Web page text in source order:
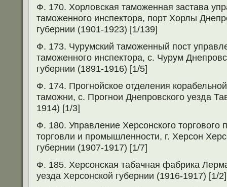
Ф. 170. Хорловская таможенная застава
таможенного инспектора, порт Хорлы
губернии (1901-1923) [1/139]
Ф. 173. Чурумский таможенный пост
таможенного инспектора, с. Чурум
губернии (1891-1916) [1/5]
Ф. 174. Прогнойское отделения
таможни, с. Прогнои Днепровского уезда
1914) [1/3]
Ф. 180. Управление Херсонского торгового
торговли и промышленности, г. Херсон
губернии (1907-1917) [1/7]
Ф. 185. Херсонская табачная фабрика
уезда Херсонской губернии (1916-1917) [1/2]